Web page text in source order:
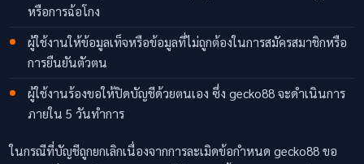
หรือการฉ้อโกง
ผู้ใช้งานให้ข้อมูลเท็จหรือข้อมูลที่ไม่ถูกต้องในการสมัครสมาชิกหรือ
การยืนยันตัวตน
ผู้ใช้งานร้องขอให้ปิดบัญชีด้วยตนเอง ซึ่ง gecko88 จะดำเนินการ
ภายใน 5 วันทำการ
ในกรณีที่บัญชีถูกยกเลิกเนื่องจากการละเมิดข้อกำหนด gecko88 ขอ